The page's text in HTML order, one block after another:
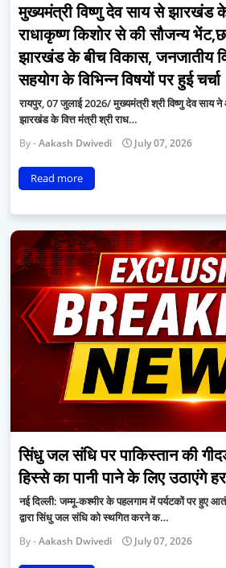
मुख्यमंत्री विष्णु देव साय से झारखंड के
राधाकृष्ण किशोर से की सौजन्य
झारखंड के बीच विकास, जनजातीय
सहयोग के विभिन्न विषयों पर हुई चर्चा
रायपुर, 07 जुलाई 2026/ मुख्यमंत्री श्री विष्णु देव साय
झारखंड के वित्त मंत्री श्री राध…
Aakash Dwivedi July 07, 2026
Read more
सिंधु जल संधि पर पाकिस्तान की
हिस्से का पानी पाने के लिए उठाएंगे
नई दिल्ली: जम्मू-कश्मीर के पहलगाम में पर्यटकों पर हुए
द्वारा सिंधु जल संधि को स्थगित करने क…
Aakash Dwivedi July 07, 2026